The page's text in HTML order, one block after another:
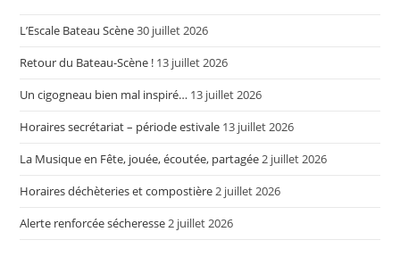
L’Escale Bateau Scène30 juillet 2026
Retour du Bateau-Scène ! 13 juillet 2026
Un cigogneau bien mal inspiré… 13 juillet 2026
Horaires secrétariat – période estivale 13 juillet 2026
La Musique en Fête, jouée, écoutée, partagée2 juillet 2026
Horaires déchèteries et compostière2 juillet 2026
Alerte renforcée sécheresse2 juillet 2026